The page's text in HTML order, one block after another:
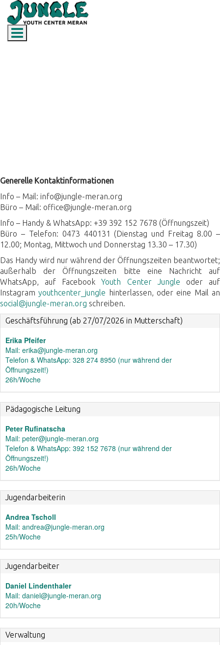
Toggle navigation
Generelle Kontaktinformationen
Info – Mail: info@jungle-meran.org
Büro – Mail: office@jungle-meran.org
Info – Handy & WhatsApp: +39 392 152 7678 (Öffnungszeit)
Büro – Telefon: 0473 440131 (Dienstag und Freitag 8.00 –
12.00; Montag, Mittwoch und Donnerstag 13.30 – 17.30)
Das Handy wird nur während der Öffnungszeiten beantwortet;
außerhalb der Öffnungszeiten bitte eine Nachricht auf
WhatsApp, auf FacebookYouth Center Jungle oder auf
Instagramyouthcenter_jungle
hinterlassen, oder eine Mail an
social@jungle-meran.org schreiben.
Geschäftsführung (ab 27/07/2026 in Mutterschaft)
Erika Pfeifer
Mail: erika@jungle-meran.org
Telefon & WhatsApp: 328 274 8950 (nur während der
Öffnungszeit!)
26h/Woche
Pädagogische Leitung
Peter Rufinatscha
Mail: peter@jungle-meran.org
Telefon & WhatsApp: 392 152 7678 (nur während der
Öffnungszeit!)
26h/Woche
Jugendarbeiterin
Andrea Tscholl
Mail: andrea@jungle-meran.org
25h/Woche
Jugendarbeiter
Daniel Lindenthaler
Mail: daniel@jungle-meran.org
20h/Woche
Verwaltung